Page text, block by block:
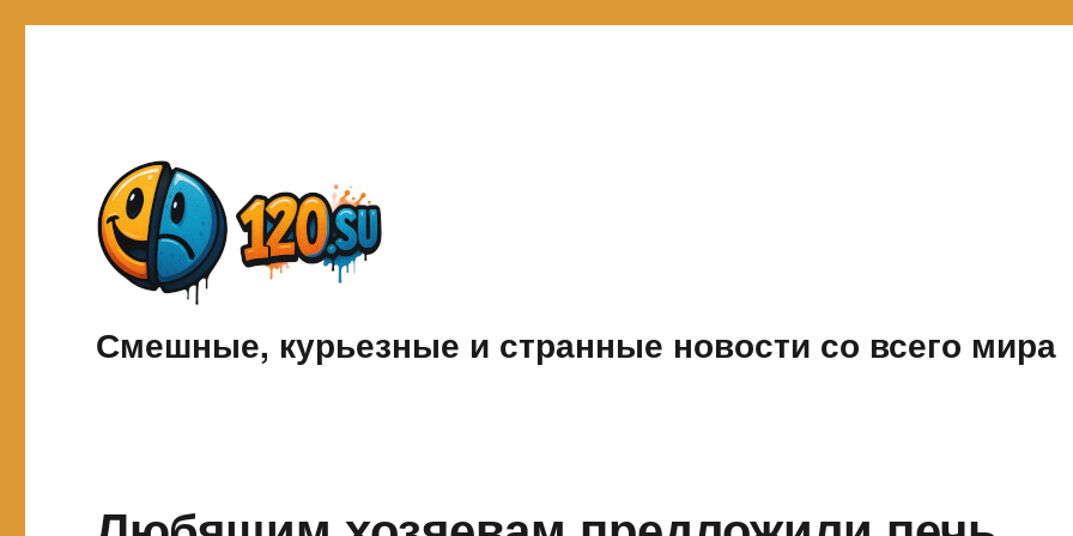
Смешные, курьезные и странные новости со всего мира